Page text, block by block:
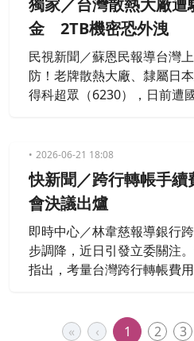
獨家／台灣散熱大廠
金 2TB機密恐外洩
民視新聞／蘇恩民報導台灣
防！老牌散熱大廠、隸屬日
得科超眾（6230），日前遭
作為刪除資料的交換條件。
眾包含ERP（企業資源規劃
度停擺，也引發相關供應鏈
2026-06-21 18:08
快新聞／跨行轉帳手
會決議出爐
即時中心／林韋慈報導銀行
步調降，近日引發立委關注
指出，考量台灣跨行轉帳費
費標準。
« ‹ 1 2 3